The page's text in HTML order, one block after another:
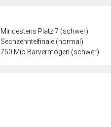
Mindestens Platz 7 (schwer)
Sechzehntelfinale (normal)
750 Mio Barvermögen (schwer)